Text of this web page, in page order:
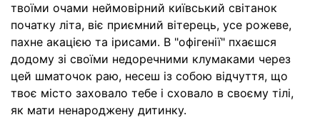
твоїми очами неймовірний київський світанок
початку літа, віє приємний вітерець, усе рожеве,
пахне акацією та ірисами. В "офігенії" пхаєшся
додому зі своїми недоречними клумаками через
цей шматочок раю, несеш із собою відчуття, що
твоє місто заховало тебе і сховало в своєму тілі,
як мати ненароджену дитинку.